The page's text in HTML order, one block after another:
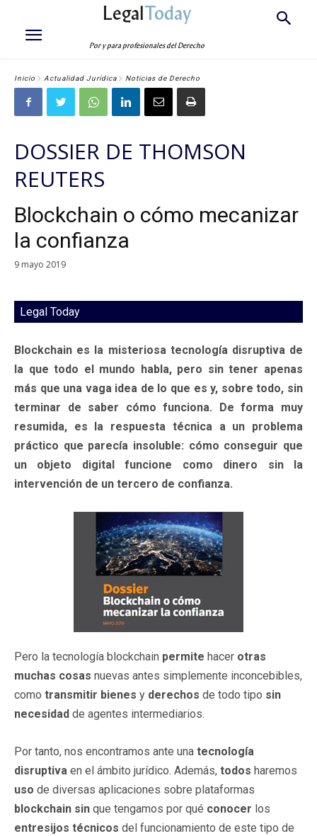
LegalToday
Por y para profesionales del Derecho
Inicio Actualidad Jurídica Noticias de Derecho
DOSSIER DE THOMSON
REUTERS
Blockchain o cómo mecanizar
la confianza
9 mayo 2019
Legal Today
Blockchain es la misteriosa tecnología disruptiva de
la que todo el mundo habla, pero sin tener apenas
más que una vaga idea de lo que es y, sobre todo, sin
terminar de saber cómo funciona. De forma muy
resumida, es la respuesta técnica a un problema
práctico que parecía insoluble: cómo conseguir que
un objeto digital funcione como dinero sin la
intervención de un tercero de confianza.
Pero la tecnología blockchain permite hacer otras
muchas cosas nuevas antes simplemente inconcebibles,
como transmitir bienes y derechos de todo tipo sin
necesidad de agentes intermediarios.
Por tanto, nos encontramos ante una tecnología
disruptiva en el ámbito jurídico. Además, todos haremos
uso de diversas aplicaciones sobre plataformas
blockchain sin que tengamos por qué conocer los
entresijos técnicos del funcionamiento de este tipo de